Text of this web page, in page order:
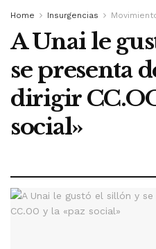
Home Insurgencias
A Unai le
se presenta
dirigir
social»